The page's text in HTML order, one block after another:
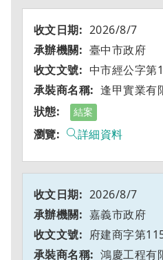
2026/8/7
臺中市政府
中市經公字第
逢甲實業有
結案
詳細資料
2026/8/7
嘉義市政府
府建商字第
鴻慶工程有